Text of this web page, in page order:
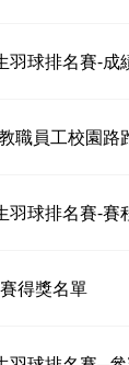
羽球排名賽-成
職員工校園路
羽球排名賽-賽
得獎名單